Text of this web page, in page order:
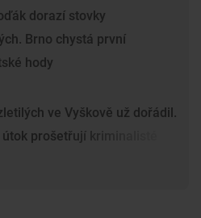
dorazí stovky
Brno chystá první
hody
ve Vyškově už dořádil.
prošetřují kriminalisté